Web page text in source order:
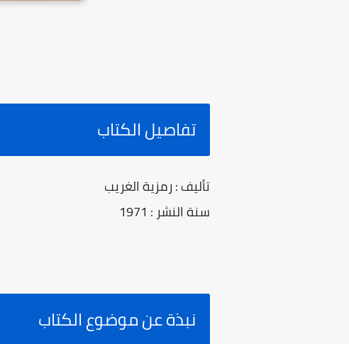
تفاصيل الكتاب
تأليف : رمزية الغريب
سنة النشر : 1971
نبذة عن موضوع الكتاب